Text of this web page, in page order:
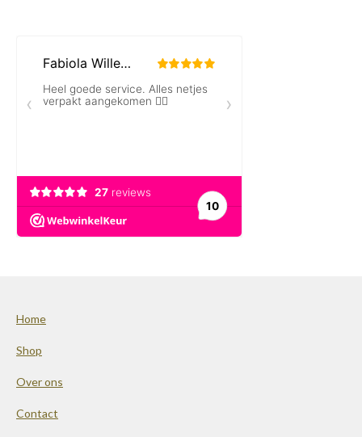
Home
Shop
Over ons
Contact